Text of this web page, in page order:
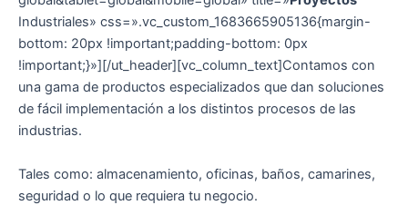
Industriales» css=».vc_custom_1683665905136{margin-
bottom: 20px !important;padding-bottom: 0px
!important;}»][/ut_header][vc_column_text]Contamos con
una gama de productos especializados que dan soluciones
de fácil implementación a los distintos procesos de las
industrias.
Tales como: almacenamiento, oficinas, baños, camarines,
seguridad o lo que requiera tu negocio.